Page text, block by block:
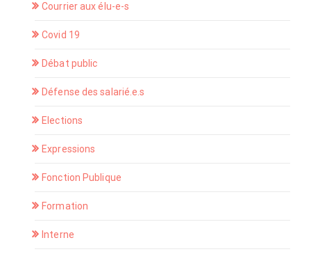
Courrier aux élu-e-s
Covid 19
Débat public
Défense des salarié.e.s
Elections
Expressions
Fonction Publique
Formation
Interne